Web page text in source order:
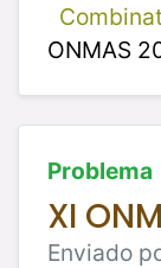
ONMAS
Problema
XI
Enviado